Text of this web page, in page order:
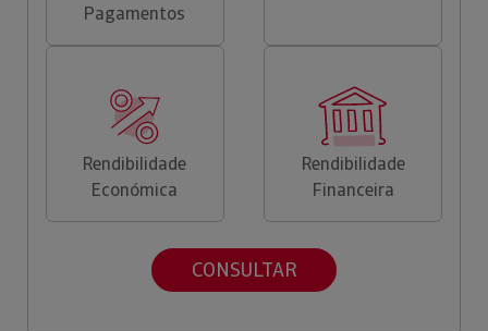
Pagamentos
Rendibilidade
Económica
Rendibilidade
Financeira
CONSULTAR